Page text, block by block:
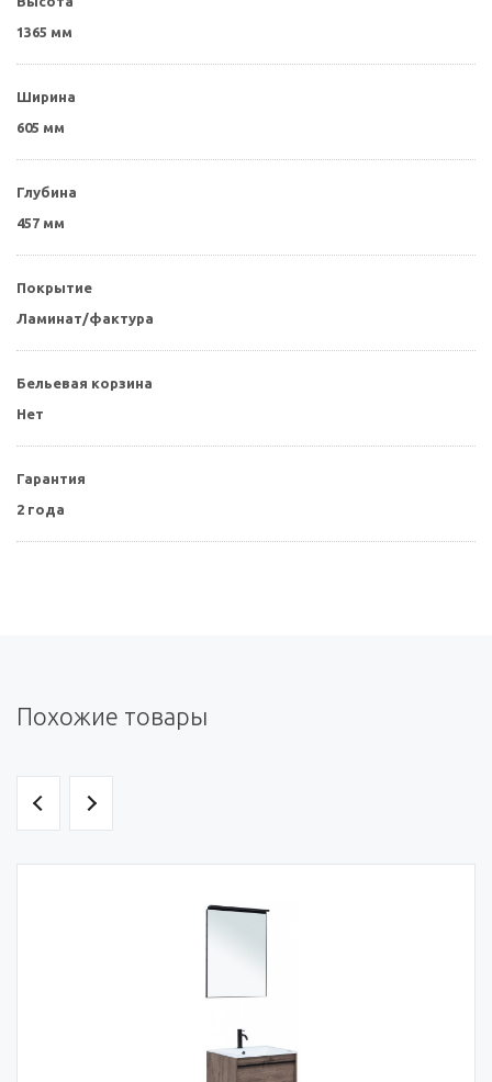
1365 мм
Ширина
605 мм
Глубина
457 мм
Покрытие
Ламинат/фактура
Бельевая корзина
Нет
Гарантия
2 года
Похожие товары